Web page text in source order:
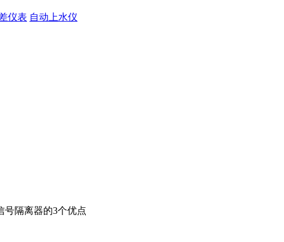
仪表 自动上水仪
号隔离器的3个优点